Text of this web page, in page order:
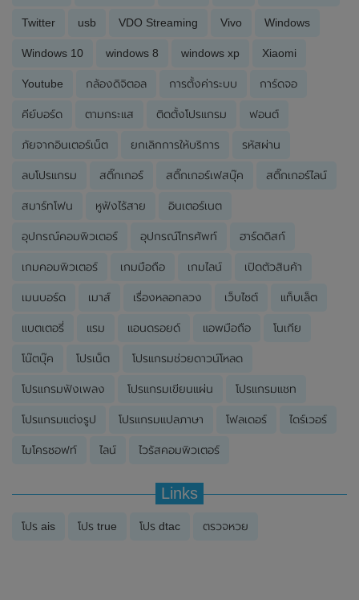
Twitter usb VDO Streaming Vivo Windows
Windows 10 windows 8 windows xp Xiaomi
Youtube กล้องดิจิตอล การตั้งค่าระบบ การ์ดจอ
คีย์บอร์ด ตามกระแส ติดตั้งโปรแกรม ฟอนต์
ภัยจากอินเตอร์เน็ต ยกเลิกการให้บริการ รหัสผ่าน
ลบโปรแกรม สติ๊กเกอร์ สติ๊กเกอร์เฟสบุ๊ค สติ๊กเกอร์ไลน์
สมาร์ทโฟน หูฟังไร้สาย อินเตอร์เนต
อุปกรณ์คอมพิวเตอร์ อุปกรณ์โทรศัพท์ ฮาร์ดดิสก์
เกมคอมพิวเตอร์ เกมมือถือ เกมไลน์ เปิดตัวสินค้า
เมนบอร์ด เมาส์ เรื่องหลอกลวง เว็บไซต์ แท็บเล็ต
แบตเตอรี่ แรม แอนดรอยด์ แอพมือถือ โนเกีย
โน๊ตบุ๊ค โปรเน็ต โปรแกรมช่วยดาวน์โหลด
โปรแกรมฟังเพลง โปรแกรมเขียนแผ่น โปรแกรมแชท
โปรแกรมแต่งรูป โปรแกรมแปลภาษา โฟลเดอร์ ไดร์เวอร์
ไมโครซอฟท์ ไลน์ ไวรัสคอมพิวเตอร์
Links
โปร ais โปร true โปร dtac ตรวจหวย